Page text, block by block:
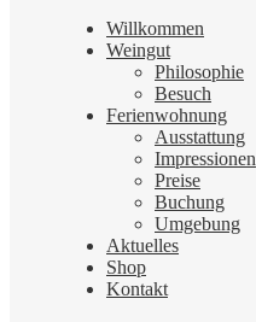
Willkommen
Weingut
Philosophie
Besuch
Ferienwohnung
Ausstattung
Impressionen
Preise
Buchung
Umgebung
Aktuelles
Shop
Kontakt